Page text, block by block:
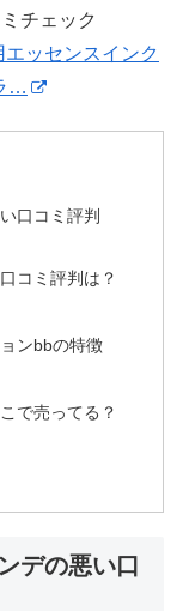
チェック
エッセンスインク
…
口コミ評判
コミ評判は？
ンbbの特徴
で売ってる？
デの悪い口